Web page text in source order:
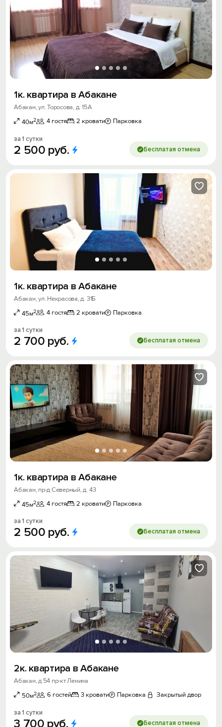
1к. квартира в Абакане
Абакан, ул. Торосова, д. 15А
40м2 4 гостя 2 кровати Парковка
за 1 сутки
2 500 руб. Бесплатая отмена
1к. квартира в Абакане
Абакан, ул. Некрасова, д. 31Б
45м2 4 гостя 2 кровати Парковка
за 1 сутки
2 700 руб. Бесплатая отмена
1к. квартира в Абакане
Абакан, пр-д Северный, д. 43
45м2 4 гостя 2 кровати Парковка
за 1 сутки
2 500 руб. Бесплатая отмена
2к. квартира в Абакане
Абакан, д 54 пр-кт Ленина
50м2 6 гостей 3 кровати Парковка Закрытый двор
за 1 сутки
3 700 руб. Бесплатая отмена